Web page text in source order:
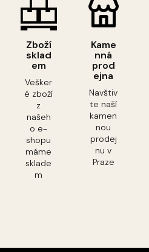
Zboží
sklad
em
Vešker
é zboží
z
našeh
o e-
shopu
máme
sklade
m
Kame
nná
prod
ejna
Navštiv
te naší
kamen
nou
prodej
nu v
Praze